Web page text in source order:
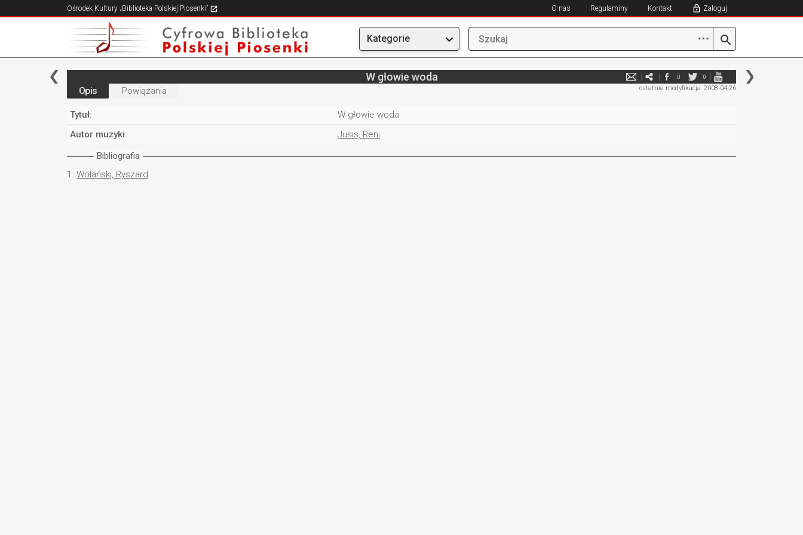
Ośrodek Kultury „Biblioteka Polskiej Piosenki” O nas Regulaminy Kontakt Zaloguj
Kategorie ⋯
W głowie woda 0 0
ostatnia modyfikacja: 2008-04-26
Opis Powiązania
Tytuł:
W głowie woda
Autor muzyki:
Jusis, Reni
Bibliografia
1. Wolański, Ryszard